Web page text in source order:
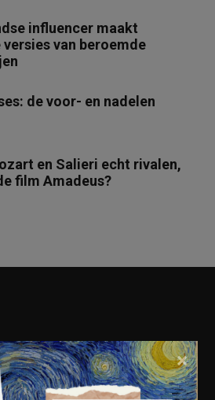
influencer maakt
van beroemde
de voor- en nadelen
en Salieri echt rivalen,
film Amadeus?
Geschiedenis
×